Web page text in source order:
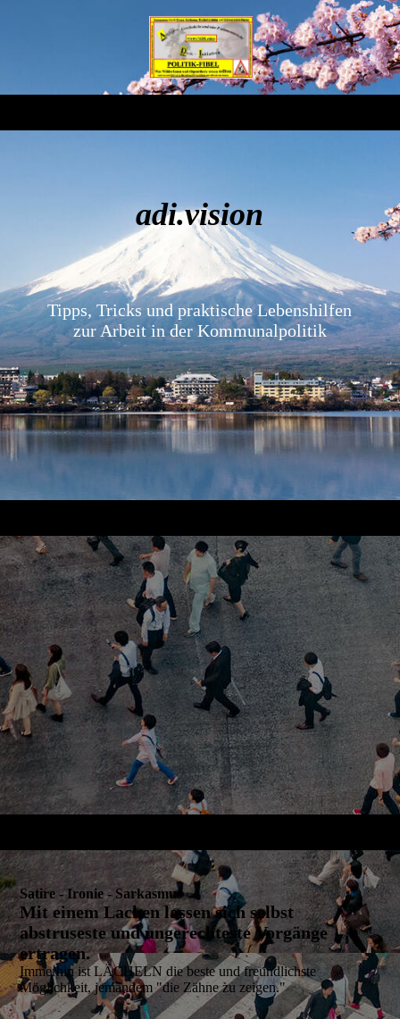
adi.vision
Tipps, Tricks und praktische Lebenshilfen
zur Arbeit in der Kommunalpolitik
Satire - Ironie - Sarkasmus
Mit einem Lachen lassen sich selbst
abstruseste und ungerechteste Vorgänge
ertragen.
Immerhin ist LÄCHELN die beste und freundlichste
Möglichkeit, jemandem "die Zähne zu zeigen."